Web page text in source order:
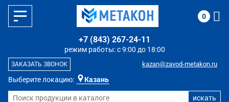
Выберите локацию: Казань
режим работы: с 9:00 до 18:00
+7 (843) 267-24-11
kazan@zavod-metakon.ru
ЗАКАЗАТЬ ЗВОНОК
0